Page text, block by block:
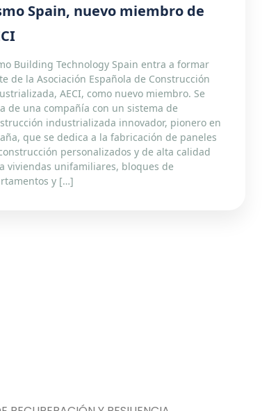
Spain, nuevo miembro de
Building Technology Spain entra a formar
de la Asociación Española de Construcción
AECI, como nuevo miembro. Se
de una compañía con un sistema de
industrializada innovador, pionero en
que se dedica a la fabricación de paneles
personalizados y de alta calidad
viviendas unifamiliares, bloques de
y […]